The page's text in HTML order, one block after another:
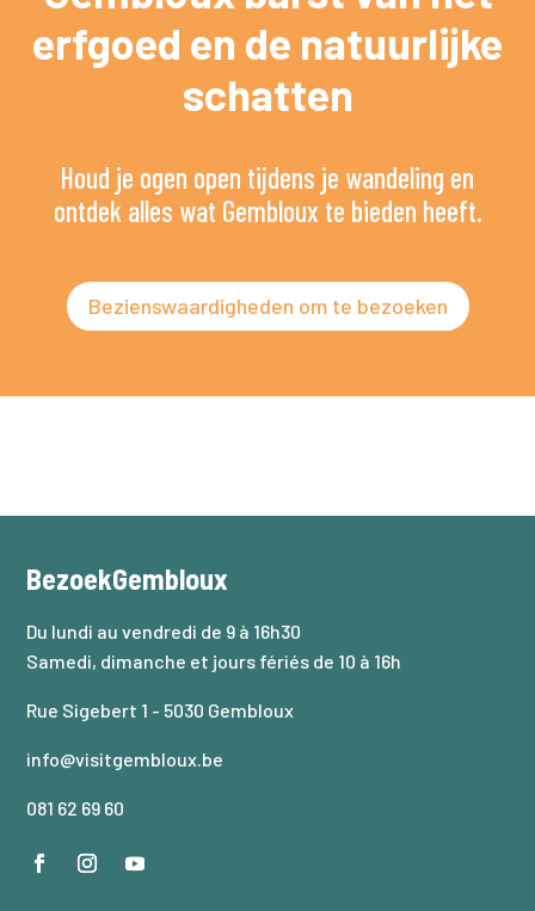
erfgoed en de natuurlijke
schatten
Houd je ogen open tijdens je wandeling en
ontdek alles wat Gembloux te bieden heeft.
Bezienswaardigheden om te bezoeken
BezoekGembloux
Du lundi au vendredi de 9 à 16h30
Samedi, dimanche et jours fériés de 10 à 16h
Rue Sigebert 1 - 5030 Gembloux
info@visitgembloux.be
081 62 69 60